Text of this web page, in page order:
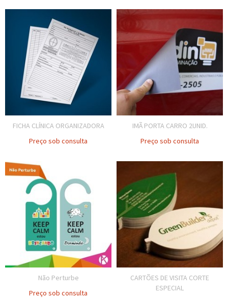
FICHA CLÍNICA ORGANIZADORA
Preço sob consulta
IMÃ PORTA CARRO 2UNID.
Preço sob consulta
Não Perturbe
Preço sob consulta
CARTÕES DE VISITA CORTE
ESPECIAL